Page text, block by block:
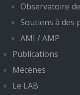
Observatoire
Soutiens à des
AMI / AMP
Publications
Mécènes
Le LAB